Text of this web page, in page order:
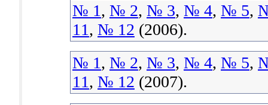
№ 1, № 2, № 3, № 4, № 5,
11, № 12 (2006).
№ 1, № 2, № 3, № 4, № 5,
11, № 12 (2007).